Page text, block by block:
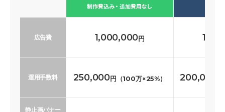
制作費込み・追加費用なし
広告費 1,000,000円
運用手数料 250,000円（100万×25%） 200,000
静止画バナー